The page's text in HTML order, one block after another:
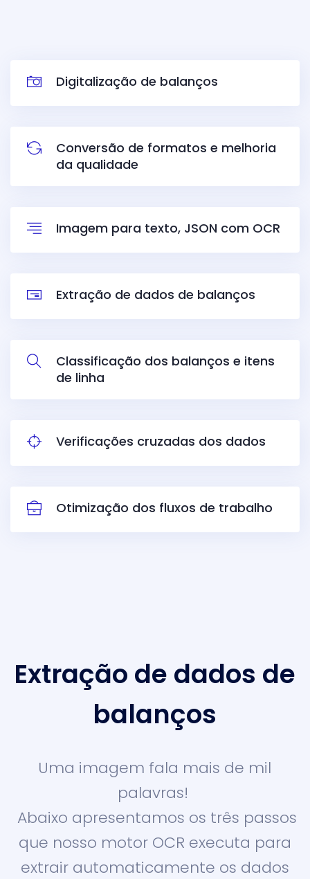
Digitalização de balanços
Conversão de formatos e melhoria
da qualidade
Imagem para texto, JSON com OCR
Extração de dados de balanços
Classificação dos balanços e itens
de linha
Verificações cruzadas dos dados
Otimização dos fluxos de trabalho
Extração de dados de
balanços
Uma imagem fala mais de mil
palavras!
Abaixo apresentamos os três passos
que nosso motor OCR executa para
extrair automaticamente os dados